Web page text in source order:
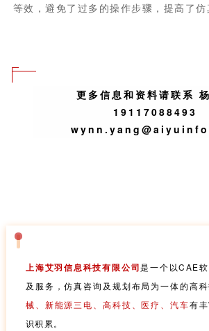
等效，避免了过多的操作步骤，提高了仿
更多信息和资料请联系
19117088493
上海艾羽信息科技有限公司是一个以CAE
及服务，仿真咨询及规划布局为一体的高科
械、新能源三电、高科技、医疗、汽车有
识积累。